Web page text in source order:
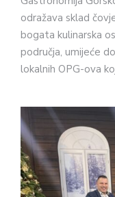
odražava sklad
bogata kulinarska
područja, umijeće
lokalnih OPG-ova